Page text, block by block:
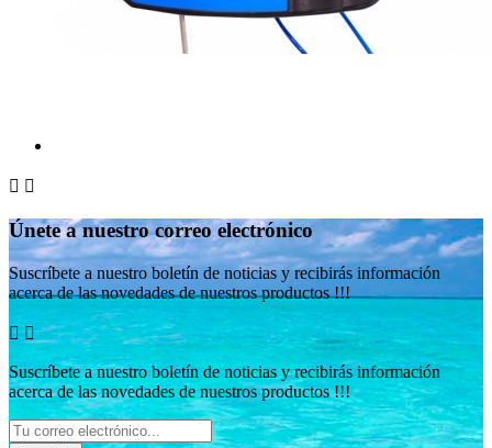
 
Únete a nuestro correo electrónico
Suscríbete a nuestro boletín de noticias y recibirás información
acerca de las novedades de nuestros productos !!!
 
Suscríbete a nuestro boletín de noticias y recibirás información
acerca de las novedades de nuestros productos !!!